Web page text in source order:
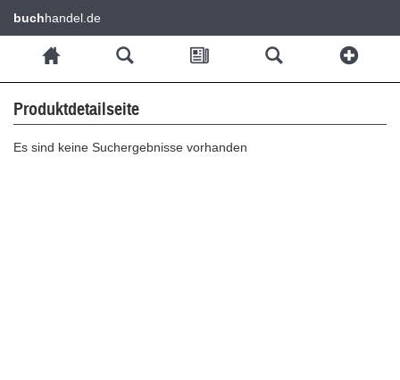
buchhandel.de
Produktdetailseite
Es sind keine Suchergebnisse vorhanden